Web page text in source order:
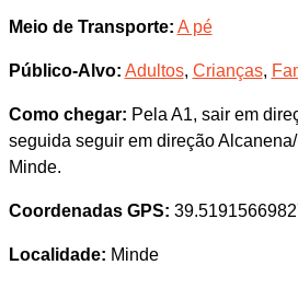
Meio de Transporte: A pé
Público-Alvo: Adultos, Crianças,
Como chegar: Pela A1, sair em
seguida seguir em direção
Minde.
Coordenadas GPS:
Localidade: Minde